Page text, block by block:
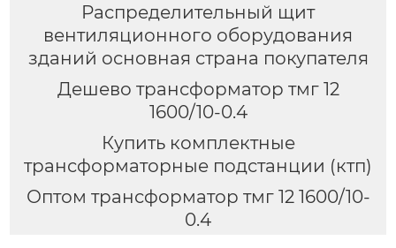
Распределительный щит
вентиляционного оборудования
зданий основная страна покупателя
Дешево трансформатор тмг 12
1600/10-0.4
Купить комплектные
трансформаторные подстанции (ктп)
Оптом трансформатор тмг 12 1600/10-
0.4